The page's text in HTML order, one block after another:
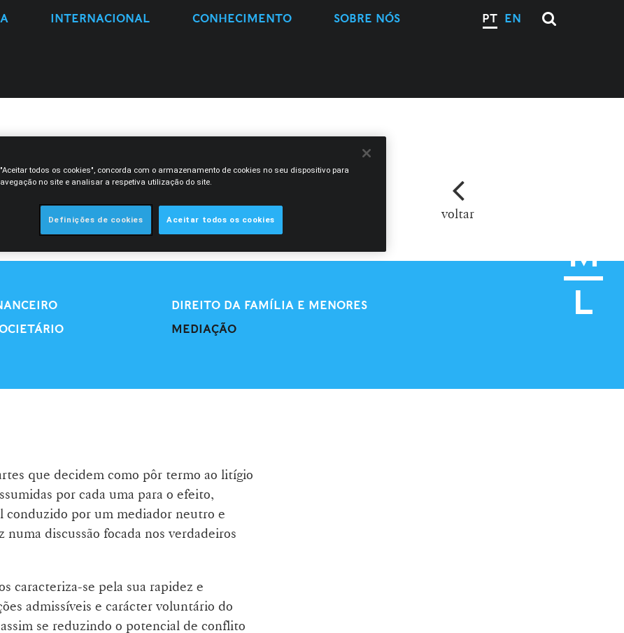
M
L
INTERNACIONAL CONHECIMENTO SOBRE NÓS PT EN
voltar
DIREITO DA FAMÍLIA E MENORES
MEDIAÇÃO
que decidem como pôr termo ao litígio
por cada uma para o efeito,
conduzido por um mediador neutro e
discussão focada nos verdadeiros
caracteriza-se pela sua rapidez e
admissíveis e carácter voluntário do
se reduzindo o potencial de conflito
todos os cookies", concorda com o armazenamento de cookies no seu dispositivo para
no site e analisar a respetiva utilização do site.
Definições de cookies Aceitar todos os cookies